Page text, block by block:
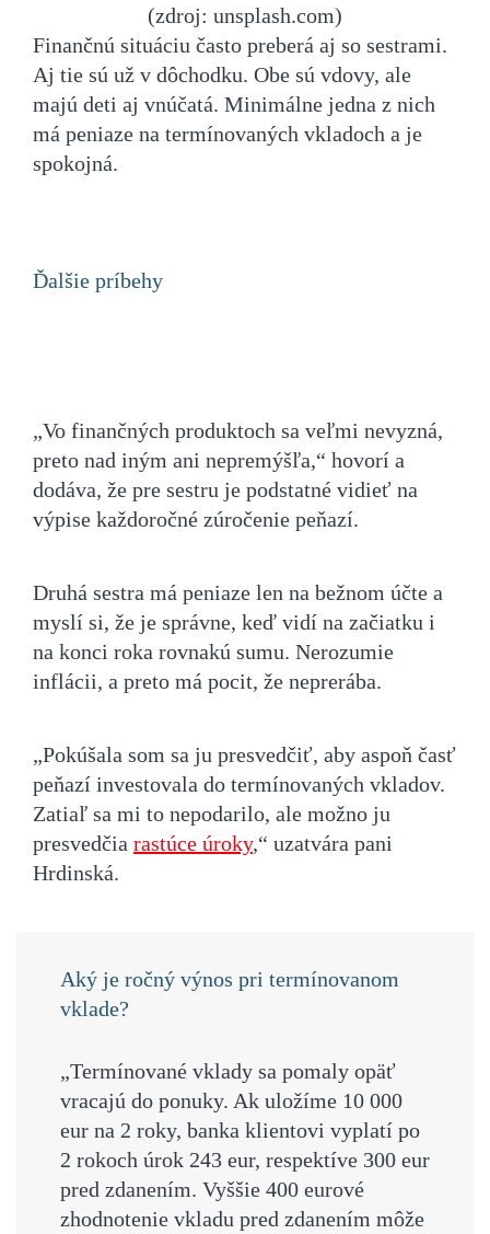
(zdroj: unsplash.com)
Finančnú situáciu často preberá aj so sestrami.
Aj tie sú už v dôchodku. Obe sú vdovy, ale
majú deti aj vnúčatá. Minimálne jedna z nich
má peniaze na termínovaných vkladoch a je
spokojná.
Ďalšie príbehy
„Vo finančných produktoch sa veľmi nevyzná,
preto nad iným ani nepremýšľa,“ hovorí a
dodáva, že pre sestru je podstatné vidieť na
výpise každoročné zúročenie peňazí.
Druhá sestra má peniaze len na bežnom účte a
myslí si, že je správne, keď vidí na začiatku i
na konci roka rovnakú sumu. Nerozumie
inflácii, a preto má pocit, že neprerába.
„Pokúšala som sa ju presvedčiť, aby aspoň časť
peňazí investovala do termínovaných vkladov.
Zatiaľ sa mi to nepodarilo, ale možno ju
presvedčia rastúce úroky,“ uzatvára pani
Hrdinská.
Aký je ročný výnos pri termínovanom
vklade?
„Termínované vklady sa pomaly opäť
vracajú do ponuky. Ak uložíme 10 000
eur na 2 roky, banka klientovi vyplatí po
2 rokoch úrok 243 eur, respektíve 300 eur
pred zdanením. Vyššie 400 eurové
zhodnotenie vkladu pred zdanením môže